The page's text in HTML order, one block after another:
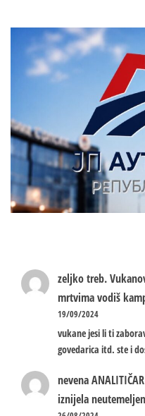
zeljko treb.
mrtvima vodiš
19/09/2024
vukane jesi li ti
govedarica itd. ste i
nevena
iznijela